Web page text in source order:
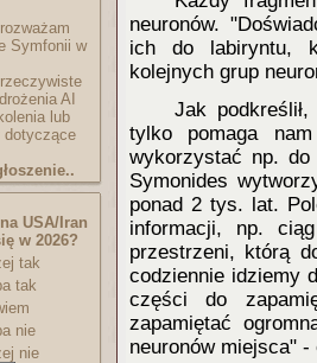
Symfonii w
AI
lub
dotyczące
USA/Iran
w 2026?
tak
tak
nie
nie
neuronów.
ich do labiryntu,
kolejnych grup
Jak
tylko pomaga
wykorzystać np.
Symonides
ponad 2 tys. lat.
informacji, np.
przestrzeni, którą
codziennie idziemy
części do
zapamiętać
neuronów miejsca" -